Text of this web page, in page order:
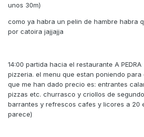
unos 30m)
como ya habra un pelin de hambre habra
por catoira jajjajja
14:00 partida hacia el restaurante A
pizzeria. el menu que estan poniendo para
que me han dado precio es: entrantes
pizzas etc. churrasco y criollos de
barrantes y refrescos cafes y licores a 20
parece)